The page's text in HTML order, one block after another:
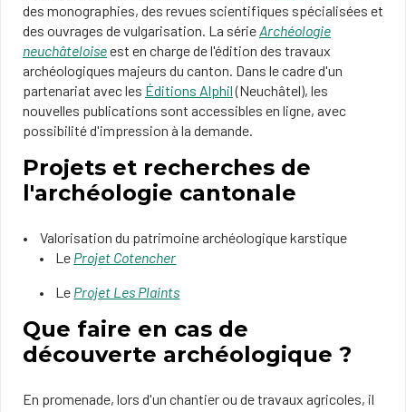
des monographies, des revues scientifiques spécialisées et
des ouvrages de vulgarisation. La sérieArchéologie
neuchâteloiseest en charge de l'édition des travaux
archéologiques majeurs du canton. Dans le cadre d'un
partenariat avec les Éditions Alphil(Neuchâtel), les
nouvelles publications sont accessibles en ligne, avec
possibilité d'impression à la demande.
Projets et recherches de
l'archéologie cantonale
Valorisation du patrimoine archéologique karstique
Le Projet Cotencher
Le Projet Les Plaints
Que faire en cas de
découverte archéologique ?
En promenade, lors d'un chantier ou de travaux agricoles, il